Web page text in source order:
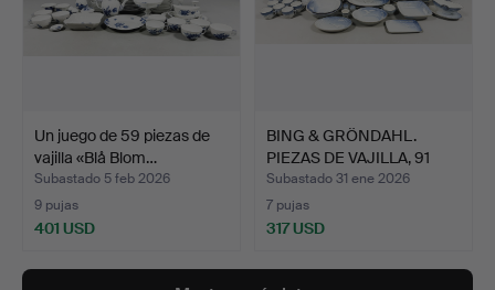
Un juego de 59 piezas de
vajilla «Blå Blom…
Subastado 5 feb 2026
9 pujas
401 USD
BING & GRÖNDAHL.
PIEZAS DE VAJILLA, 91
pie…
Subastado 31 ene 2026
7 pujas
317 USD